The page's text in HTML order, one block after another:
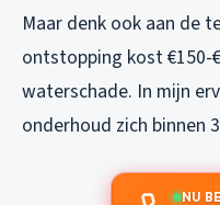
Maar denk ook aan de
ontstopping kost €150-
waterschade. In mijn
onderhoud zich binnen
NU